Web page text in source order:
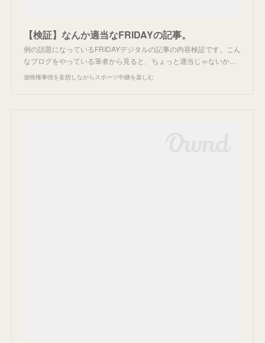
【検証】なんか適当なFRIDAYの記事。
例の話題になっているFRIDAYデジタルの記事の内容検証です。こん
なブログをやっている筆者から見ると、ちょっと適当じゃないか…
放映権事情を妄想しながらスポーツ中継を楽しむ